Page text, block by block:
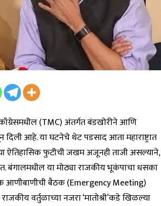
(TMC) अंतर्गत बंडखोरीने आणि
आहे. या घटनेचे थेट पडसाद आता महाराष्ट्रात
ऐतिहासिक फुटीची जखम अजूनही ताजी असल्याने,
बंगालमधील या मोठ्या राजकीय भूकंपाचा धसका
आणीबाणीची बैठक (Emergency Meeting)
वर्तुळाच्या नजरा ‘मातोश्री’कडे खिळल्या